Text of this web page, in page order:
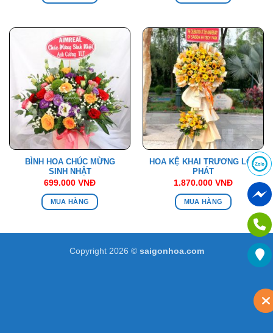
BÌNH HOA CHÚC MỪNG
SINH NHẬT
699.000 VNĐ
MUA HÀNG
HOA KỆ KHAI TRƯƠNG LỘC
PHÁT
1.870.000 VNĐ
MUA HÀNG
Copyright 2026 © saigonhoa.com